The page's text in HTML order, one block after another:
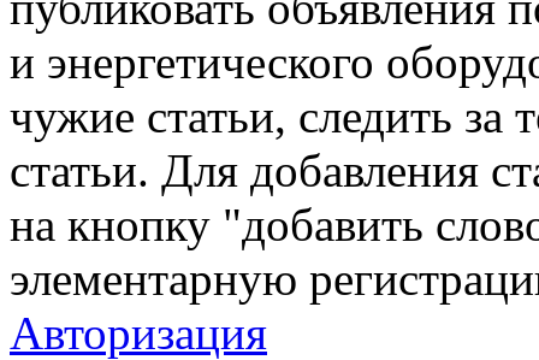
и энергетического
чужие статьи, следить
статьи. Для добавления
на кнопку "добавить
элементарную
Авторизация